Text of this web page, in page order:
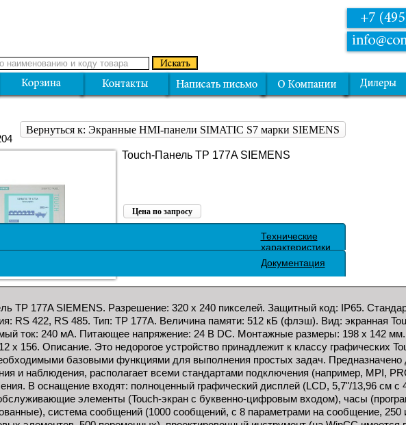
Вернуться к: Экранные HMI-панели SIMATIC S7 марки SIEMENS
Touch-Панель TP 177A SIEMENS
Цена по запросу
Технические
характеристики
Документация
TP 177A SIEMENS. Разрешение: 320 x 240 пикселей. Защитный код: IP65.
RS 422, RS 485. Тип: TP 177A. Величина памяти: 512 кБ (флэш). Вид: экранная
ток: 240 мА. Питающее напряжение: 24 В DC. Монтажные размеры: 198 x 142
x 156. Описание. Это недорогое устройство принадлежит к классу графических
базовыми функциями для выполнения простых задач. Предназначено
и наблюдения, располагает всеми стандартами подключения (например, MPI,
В оснащение входят: полноценный графический дисплей (LCD, 5,7"/13,96 см с
элементы (Touch-экран с буквенно-цифровым входом), часы
система сообщений (1000 сообщений, с 8 параметрами на сообщение, 250